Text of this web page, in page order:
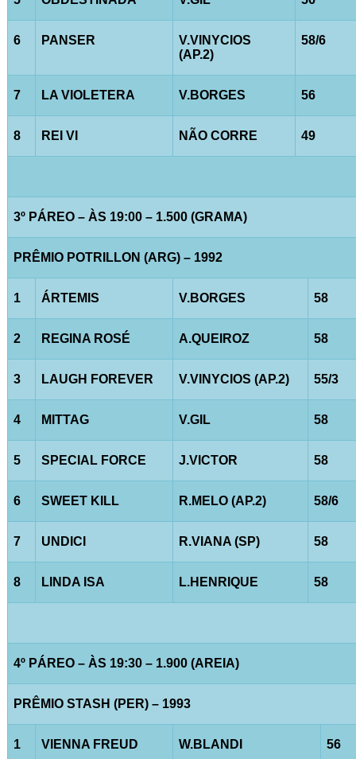
6 PANSER
V.VINYCIOS
(AP.2)
58/6
7 LA VIOLETERA V.BORGES 56
8 REI VI NÃO CORRE 49
3º PÁREO – ÀS 19:00 – 1.500 (GRAMA)
PRÊMIO POTRILLON (ARG) – 1992
1 ÁRTEMIS V.BORGES 58
2 REGINA ROSÉ A.QUEIROZ 58
3 LAUGH FOREVER V.VINYCIOS (AP.2) 55/3
4 MITTAG V.GIL 58
5 SPECIAL FORCE J.VICTOR 58
6 SWEET KILL R.MELO (AP.2) 58/6
7 UNDICI R.VIANA (SP) 58
8 LINDA ISA L.HENRIQUE 58
4º PÁREO – ÀS 19:30 – 1.900 (AREIA)
PRÊMIO STASH (PER) – 1993
1 VIENNA FREUD W.BLANDI 56